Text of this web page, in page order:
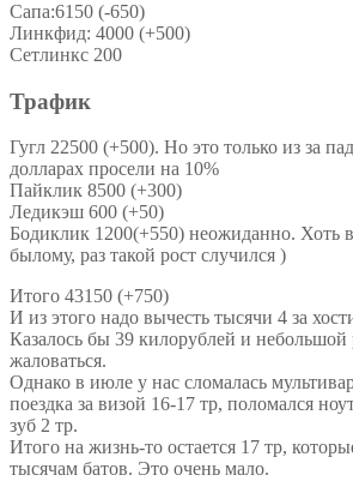
Сапа:6150 (-650)
Линкфид: 4000 (+500)
Сетлинкс 200
Трафик
Гугл 22500 (+500). Но это только из за
долларах просели на 10%
Пайклик 8500 (+300)
Ледикэш 600 (+50)
Бодиклик 1200(+550) неожиданно. Хоть
былому, раз такой рост случился )
Итого 43150 (+750)
И из этого надо вычесть тысячи 4 за
Казалось бы 39 килорублей и небольшой
жаловаться.
Однако в июле у нас сломалась
поездка за визой 16-17 тр, поломался
зуб 2 тр.
Итого на жизнь-то остается 17 тр,
тысячам батов. Это очень мало.